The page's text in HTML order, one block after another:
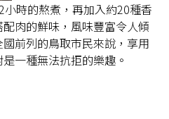
時的熬煮，再加入約20種香
肉的鮮味，風味豐富令人傾
前列的鳥取市民來說，享用
一種無法抗拒的樂趣。